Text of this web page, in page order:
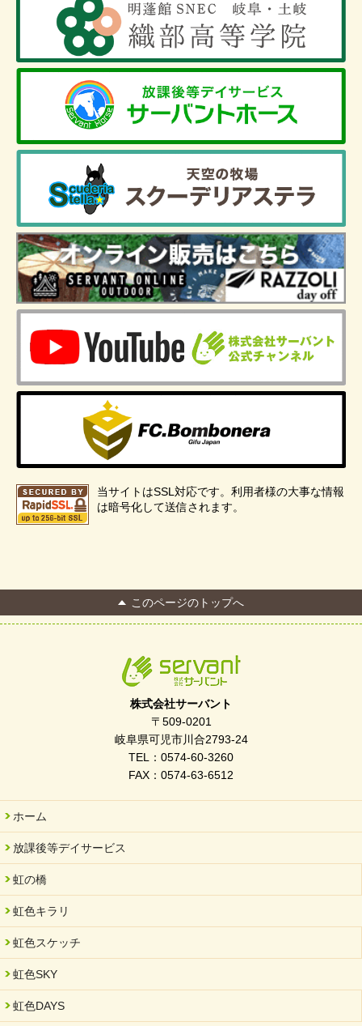
当サイトはSSL対応です。利用者様の大事な情報
は暗号化して送信されます。
このページのトップへ
株式会社サーバント
〒509-0201
岐阜県可児市川合2793-24
TEL：0574-60-3260
FAX：0574-63-6512
ホーム
放課後等デイサービス
虹の橋
虹色キラリ
虹色スケッチ
虹色SKY
虹色DAYS